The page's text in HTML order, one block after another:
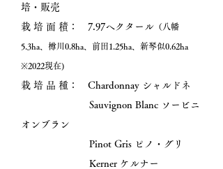
培・販売
栽 培 面 積： 7.97ヘクタール （八幡
5.3ha、樽川​0.8ha、前田1.25ha、新琴似0.62ha
※2022現在)
栽 培 品 種： Chardonnay シャルドネ
Sauvignon Blanc ソービニ
オンブラン
Pinot Gris ピノ・グリ
Kerner ケルナー